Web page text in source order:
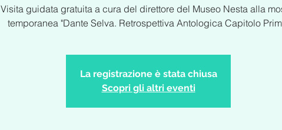
Visita guidata gratuita a cura del direttore del Museo Nesta alla
temporanea "Dante Selva. Retrospettiva Antologica Capitolo
La registrazione è stata chiusa
Scopri gli altri eventi